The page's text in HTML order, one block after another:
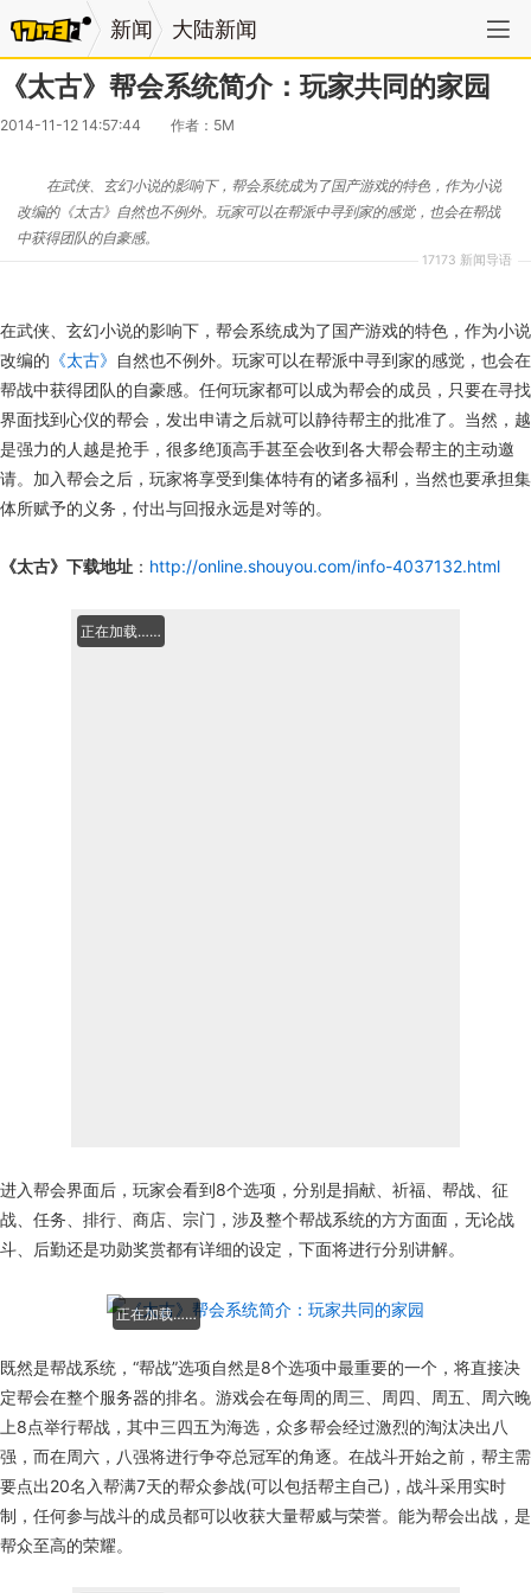
新闻 大陆新闻
《太古》帮会系统简介：玩家共同的家园
2014-11-12 14:57:44 作者：5M
17173 新闻导语
​在武侠、玄幻小说的影响下，帮会系统成为了国产游戏的特色，作为小说
改编的《太古》自然也不例外。玩家可以在帮派中寻到家的感觉，也会在帮战
中获得团队的自豪感。
在武侠、玄幻小说的影响下，帮会系统成为了国产游戏的特色，作为小说
改编的 《太古》 自然也不例外。玩家可以在帮派中寻到家的感觉，也会在
帮战中获得团队的自豪感。任何玩家都可以成为帮会的成员，只要在寻找
界面找到心仪的帮会，发出申请之后就可以静待帮主的批准了。当然，越
是强力的人越是抢手，很多绝顶高手甚至会收到各大帮会帮主的主动邀
请。加入帮会之后，玩家将享受到集体特有的诸多福利，当然也要承担集
体所赋予的义务，付出与回报永远是对等的。
《太古》下载地址 ： http://online.shouyou.com/info-4037132.html
正在加载……
进入帮会界面后，玩家会看到8个选项，分别是捐献、祈福、帮战、征
战、任务、排行、商店、宗门，涉及整个帮战系统的方方面面，无论战
斗、后勤还是功勋奖赏都有详细的设定，下面将进行分别讲解。
正在加载……
既然是帮战系统，“帮战”选项自然是8个选项中最重要的一个，将直接决
定帮会在整个服务器的排名。游戏会在每周的周三、周四、周五、周六晚
上8点举行帮战，其中三四五为海选，众多帮会经过激烈的淘汰决出八
强，而在周六，八强将进行争夺总冠军的角逐。在战斗开始之前，帮主需
要点出20名入帮满7天的帮众参战(可以包括帮主自己)，战斗采用实时
制，任何参与战斗的成员都可以收获大量帮威与荣誉。能为帮会出战，是
帮众至高的荣耀。